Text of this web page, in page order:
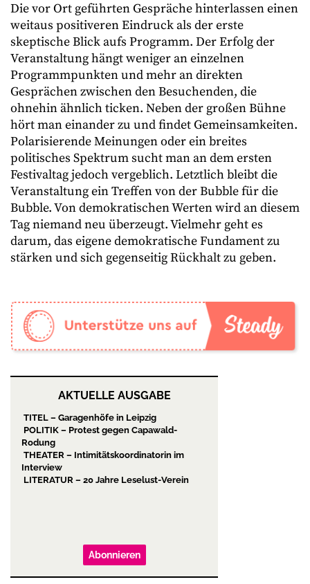
Die vor Ort geführten Gespräche hinterlassen einen
weitaus positiveren Eindruck als der erste
skeptische Blick aufs Programm. Der Erfolg der
Veranstaltung hängt weniger an einzelnen
Programmpunkten und mehr an direkten
Gesprächen zwischen den Besuchenden, die
ohnehin ähnlich ticken. Neben der großen Bühne
hört man einander zu und findet Gemeinsamkeiten.
Polarisierende Meinungen oder ein breites
politisches Spektrum sucht man an dem ersten
Festivaltag jedoch vergeblich. Letztlich bleibt die
Veranstaltung ein Treffen von der Bubble für die
Bubble. Von demokratischen Werten wird an diesem
Tag niemand neu überzeugt. Vielmehr geht es
darum, das eigene demokratische Fundament zu
stärken und sich gegenseitig Rückhalt zu geben.
AKTUELLE AUSGABE
TITEL – Garagenhöfe in Leipzig
POLITIK – Protest gegen Capawald-
Rodung
THEATER – Intimitätskoordinatorin im
Interview
LITERATUR – 20 Jahre Leselust-Verein
Abonnieren